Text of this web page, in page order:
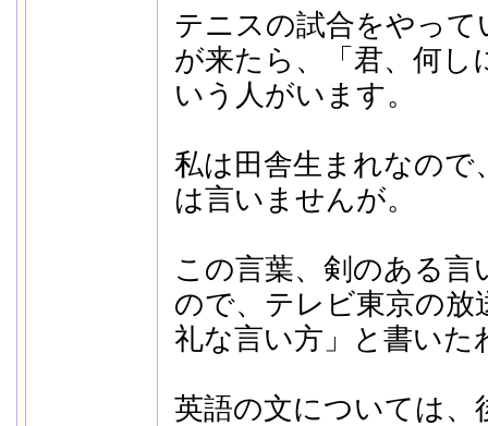
テニスの試合をやっ
が来たら、「君、何し
いう人がいます。
私は田舎生まれなので
は言いませんが。
この言葉、剣のある
ので、テレビ東京の放
礼な言い方」と書いた
英語の文については、